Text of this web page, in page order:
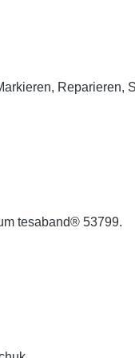
Reparieren,
tesaband® 53799.